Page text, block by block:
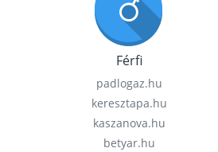
Férfi
padlogaz.hu
keresztapa.hu
kaszanova.hu
betyar.hu